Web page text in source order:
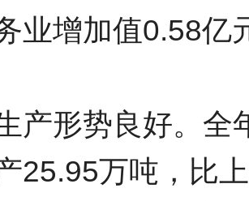
业增加值0.58亿
产形势良好。全
25.95万吨，比